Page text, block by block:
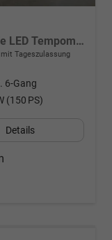
Extra 1,5 TSI 2ZoKlima Einparkhilfe LED Tempomat Digitales Cockpit 5J Garantie Alu Felgen
mit Tageszulassung
6-Gang
(150 PS)
Details